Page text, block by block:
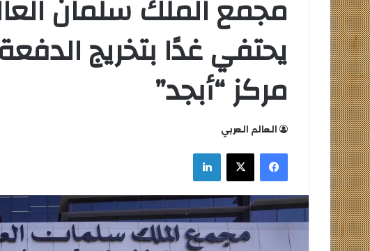
مجمع الملك سلمان
يحتفي غدًا بتخريج
مركز “أبجد”
العالم العربي
فيسبوك
‫X لينكدإن
الوهمية
التعليم العالي تكثف
للكيانات الوهمية